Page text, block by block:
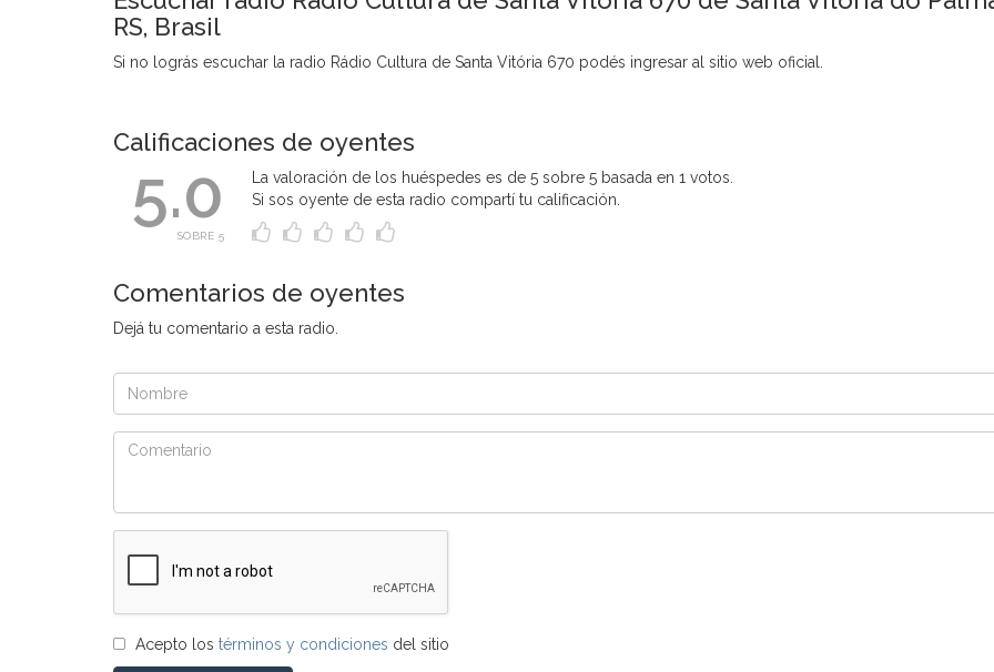
RS, Brasil
Si no lográs escuchar la radio Rádio Cultura de Santa Vitória 670 podés ingresar al sitio web oficial.
Calificaciones de oyentes
5.0
SOBRE 5
La valoración de los huéspedes es de 5 sobre 5 basada en 1 votos.
Si sos oyente de esta radio compartí tu calificación.
Comentarios de oyentes
Dejá tu comentario a esta radio.
Acepto los términos y condiciones del sitio